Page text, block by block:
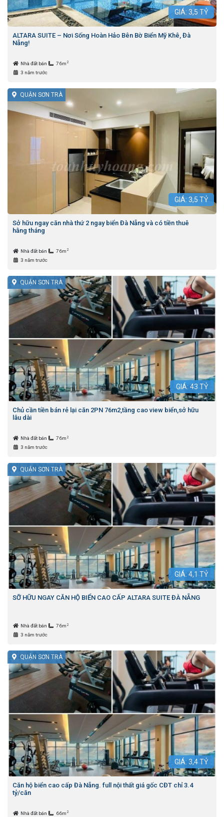
GIÁ: 3,5 TỶ
ALTARA SUITE – Nơi Sống Hoàn Hảo Bên Bờ Biển Mỹ Khê, Đà
Nẵng!
Nhà đất bán 76m 2
3 năm trước
QUẬN SƠN TRÀ
GIÁ: 3,5 TỶ
Sở hữu ngay căn nhà thứ 2 ngay biển Đà Nẵng và có tiền thuê
hằng tháng
Nhà đất bán 76m 2
3 năm trước
QUẬN SƠN TRÀ
GIÁ: 43 TỶ
Chủ cần tiền bán rẻ lại căn 2PN 76m2,tầng cao view biển,sở hữu
lâu dài
Nhà đất bán 76m 2
3 năm trước
QUẬN SƠN TRÀ
GIÁ: 4,1 TỶ
SỠ HỮU NGAY CĂN HỘ BIỂN CAO CẤP ALTARA SUITE ĐÀ NẴNG
Nhà đất bán 76m 2
3 năm trước
QUẬN SƠN TRÀ
GIÁ: 3,4TỶ
Căn hộ biển cao cấp Đà Nẵng. full nội thất giá gốc CĐT chỉ 3.4
tỷ/căn
Nhà đất bán 66m 2